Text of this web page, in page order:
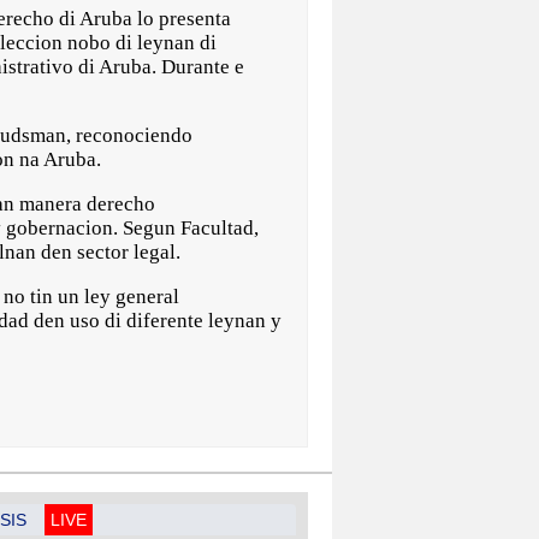
di Aruba lo presenta
nobo di leynan di
di Aruba. Durante e
reconociendo
na Aruba.
manera derecho
Segun Facultad,
den sector legal.
tin un ley general
den uso di diferente leynan y
LIVE